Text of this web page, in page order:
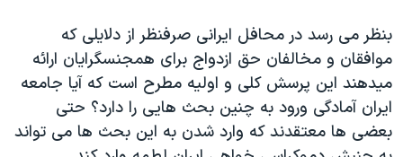
دادگاه حمید نوری
چهل سال گروگان‌گیری
قانون شفافیت دارائی کادر رهبری ایران
اعتراضات مردمی آبان ۹۸
بنظر می رسد در محافل ايرانی صرفنظر از دلایلی که
موافقان و مخالفان حق ازدواج برای همجنسگرايان ارائه
میدهند این پرسش کلی و اولیه مطرح است که آیا جامعه
ايران آمادگی ورود به چنين بحث هايی را دارد؟ حتی
بعضی ها معتقدند که وارد شدن به این بحث ها می تواند